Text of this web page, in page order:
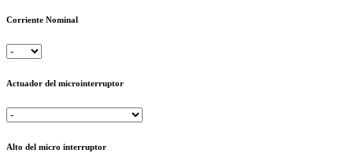
Corriente Nominal
Actuador del microinterruptor
Alto del micro interruptor